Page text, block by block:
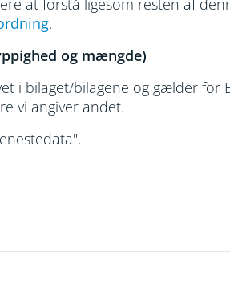
at forstå ligesom resten af
.
og mængde)
i bilaget/bilagene og gælder for
vi angiver andet.